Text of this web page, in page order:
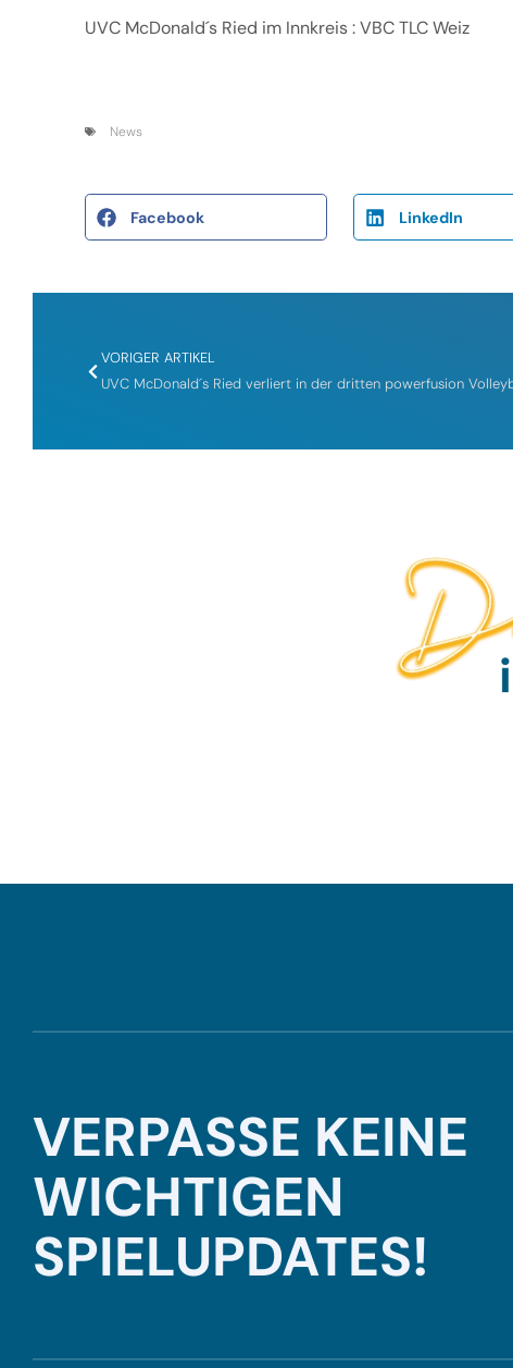
UVC McDonald´s Ried im Innkreis : VBC TLC Weiz
News
Facebook LinkedIn
VORIGER ARTIKEL
VERPASSE KEINE
WICHTIGEN
SPIELUPDATES!